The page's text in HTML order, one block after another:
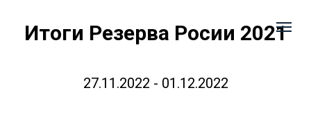
Итоги Резерва Росии 2021
27.11.2022 - 01.12.2022